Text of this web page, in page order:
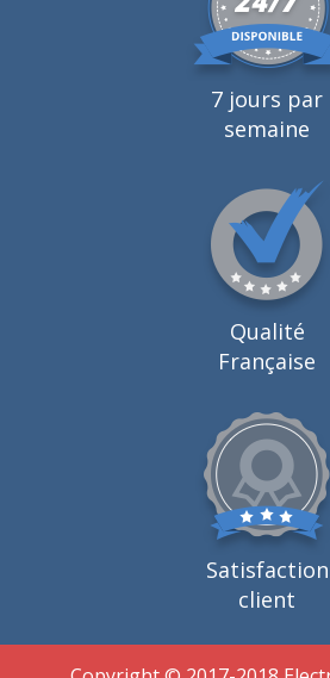
7 jours par
semaine
Qualité
Française
Satisfaction
client